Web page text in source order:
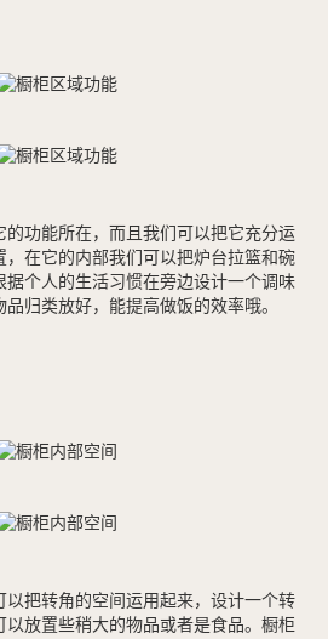
功能所在，而且我们可以把它充分运
，在它的内部我们可以把炉台拉篮和碗
个人的生活习惯在旁边设计一个调味
归类放好，能提高做饭的效率哦。
把转角的空间运用起来，设计一个转
放置些稍大的物品或者是食品。橱柜